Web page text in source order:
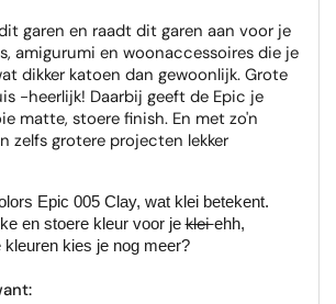
garen en raadt dit garen aan voor je
amigurumi en woonaccessoires die je
dikker katoen dan gewoonlijk. Grote
-heerlijk! Daarbij geeft de Epic je
matte, stoere finish. En met zo'n
zelfs grotere projecten lekker
Epic 005 Clay, wat klei betekent.
en stoere kleur voor jekleiehh,
kleuren kies je nog meer?